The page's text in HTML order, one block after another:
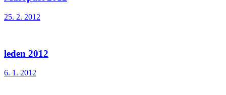
25. 2. 2012
leden 2012
6. 1. 2012